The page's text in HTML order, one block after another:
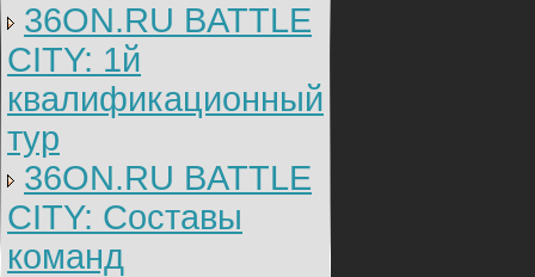
36ON.RU BATTLE
CITY: 1й
квалификационный
тур
36ON.RU BATTLE
CITY: Составы
команд